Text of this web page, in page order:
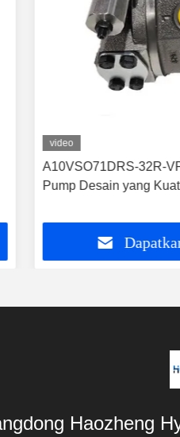
video
A10VSO71DRS-32R-
Pump Desain yang Kuat
Haozheng